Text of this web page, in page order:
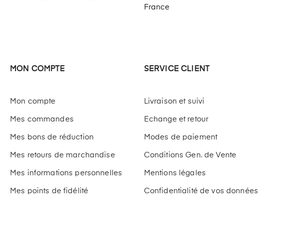
France
MON COMPTE
Mon compte
Mes commandes
Mes bons de réduction
Mes retours de marchandise
Mes informations personnelles
Mes points de fidélité
SERVICE CLIENT
Livraison et suivi
Echange et retour
Modes de paiement
Conditions Gen. de Vente
Mentions légales
Confidentialité de vos données